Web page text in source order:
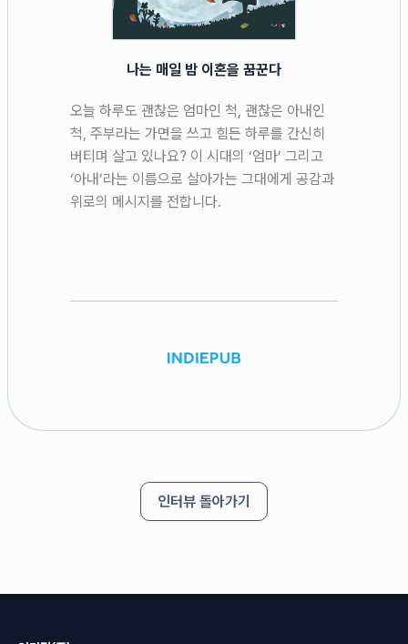
나는 매일 밤 이혼을 꿈꾼다
오늘 하루도 괜찮은 엄마인 척, 괜찮은 아내인
척, 주부라는 가면을 쓰고 힘든 하루를 간신히
버티며 살고 있나요? 이 시대의 ‘엄마’ 그리고
‘아내’라는 이름으로 살아가는 그대에게 공감과
위로의 메시지를 전합니다.
인터뷰 돌아가기